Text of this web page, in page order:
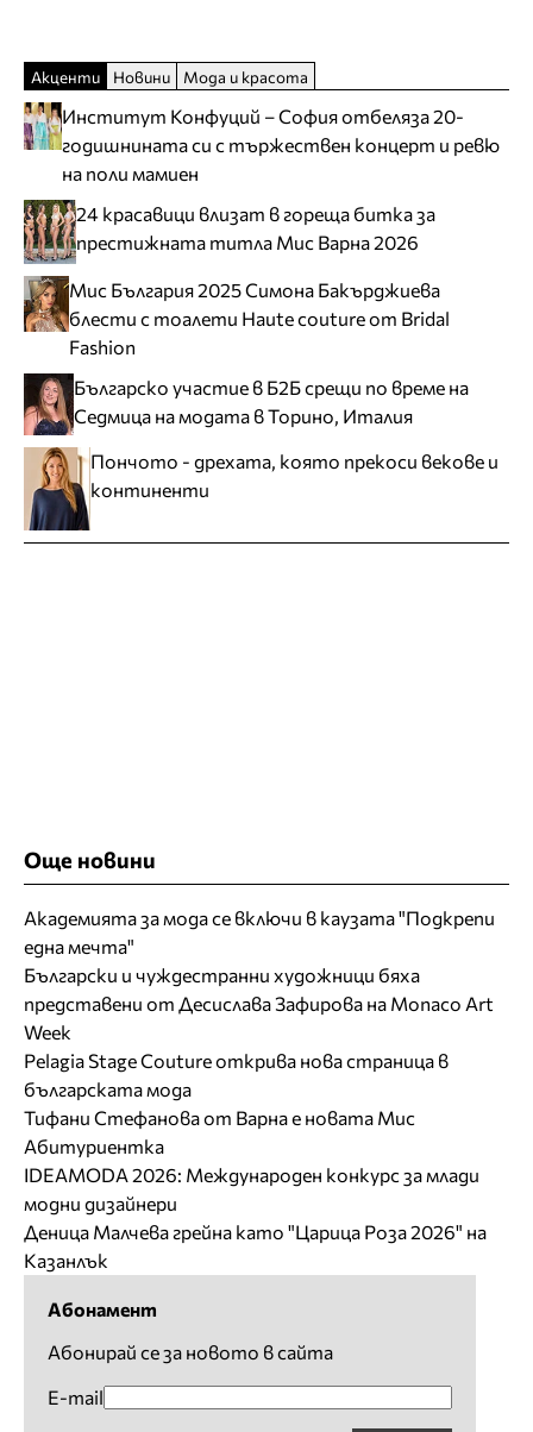
Акценти Новини Мода и красота
Институт Конфуций – София отбеляза 20-
годишнината си с тържествен концерт и ревю
на поли мамиен
24 красавици влизат в гореща битка за
престижната титла Мис Варна 2026
Мис България 2025 Симона Бакърджиева
блести с тоалети Haute couture от Bridal
Fashion
Българско участие в Б2Б срещи по време на
Седмица на модата в Торино, Италия
Пончото - дрехата, която прекоси векове и
континенти
Още новини
Академията за мода се включи в каузата "Подкрепи
една мечта"
Български и чуждестранни художници бяха
представени от Десислава Зафирова на Monaco Art
Week
Pelagia Stage Couture открива нова страница в
българската мода
Тифани Стефанова от Варна е новата Мис
Абитуриентка
IDEAMODA 2026: Международен конкурс за млади
модни дизайнери
Деница Малчева грейна като "Царица Роза 2026" на
Казанлък
Абонамент
Абонирай се за новото в сайта
E-mail